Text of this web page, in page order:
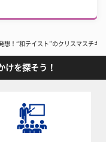
想！“和テイスト”のクリスマスチキ
けを探そう！